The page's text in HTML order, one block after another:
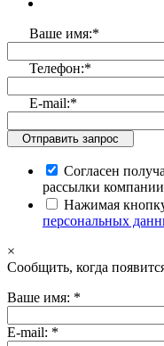
Ваше имя:*
Телефон:*
E-mail:*
Отправить запрос
Согласен
рассылки компании
Нажимая
персональных
×
Cообщить, когда
Ваше имя: *
E-mail: *